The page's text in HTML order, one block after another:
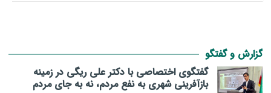
گزارش و گفتگو
گفتگوی اختصاصی با دکتر علی ریگی در زمینه
بازآفرینی شهری به نفع مردم، نه به جای مردم